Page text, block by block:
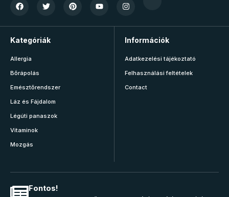
Kategóriák
Allergia
Bőrápolás
Emésztőrendszer
Láz és Fájdalom
Légúti panaszok
Vitaminok
Mozgás
Információk
Adatkezelési tájékoztató
Felhasználási feltételek
Contact
Fontos!